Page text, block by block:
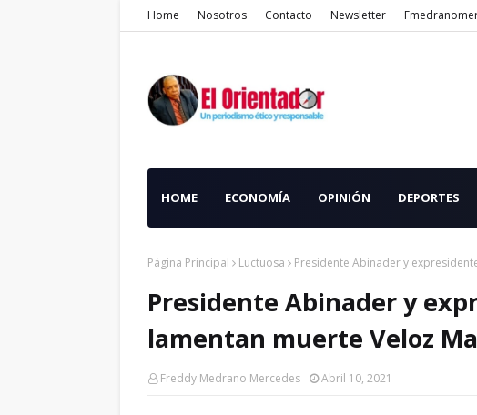
Home Nosotros Contacto Newsletter
HOME ECONOMÍA OPINIÓN DEPORTES
Página Principal Luctuosa Presidente Abinader y
Presidente Abinader y
lamentan muerte Veloz
Freddy Medrano Mercedes Abril 10, 2021